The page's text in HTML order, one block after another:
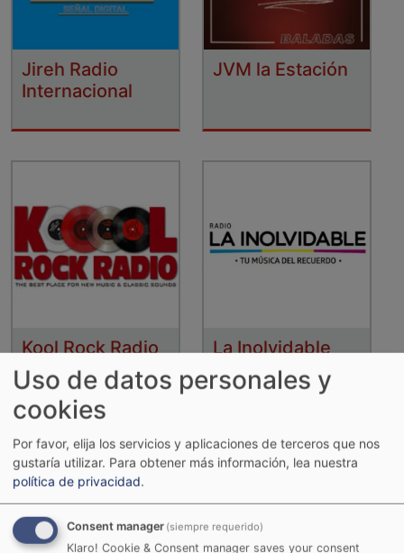
Jireh Radio
Internacional
JVM la Estación
Kool Rock Radio La Inolvidable
Uso de datos personales y
cookies
Por favor, elija los servicios y aplicaciones de terceros que nos
gustaría utilizar. Para obtener más información, lea nuestra
política de privacidad.
Consent manager (siempre requerido)
Klaro! Cookie & Consent manager saves your consent